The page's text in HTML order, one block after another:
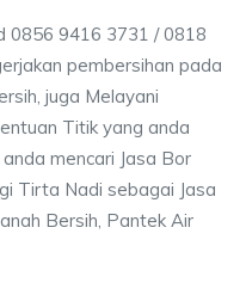
0856 9416 3731 / 0818
pembersihan pada
juga Melayani
Titik yang anda
mencari Jasa Bor
Tirta Nadi sebagai Jasa
Bersih, Pantek Air